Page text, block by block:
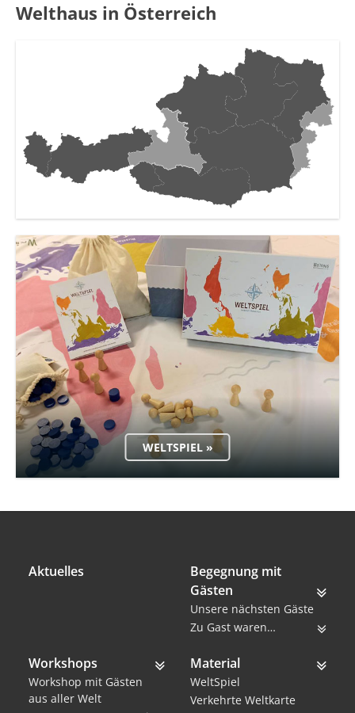
Welthaus in Österreich
WELTSPIEL »
Aktuelles
Begegnung mit
Gästen
Unsere nächsten Gäste
Zu Gast waren…
Workshops
Workshop mit Gästen
aus aller Welt
Material
WeltSpiel
Verkehrte Weltkarte